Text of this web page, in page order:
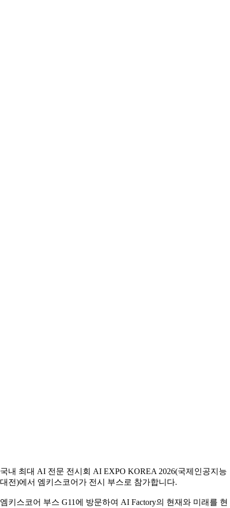
국내 최대 AI 전문 전시회 AI EXPO KOREA 2026(국제인공지능
대전)에서 엠키스코어가 전시 부스로 참가합니다.
엠키스코어 부스 G11에 방문하여 AI Factory의 현재와 미래를 현